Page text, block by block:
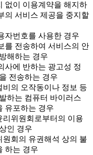
없이 이용계약을 해지하
의 서비스 제공을 중지할
자번호를 사용한 경우
를 전송하여 서비스의 안
해하는 경우
사에 반하는 광고성 정
전송하는 경우
비의 오작동이나 정보 등
하는 컴퓨터 바이러스
유포하는 경우
리위원회로부터의 이용
인 경우
원회의 유권해석 상의 불
하는 경우